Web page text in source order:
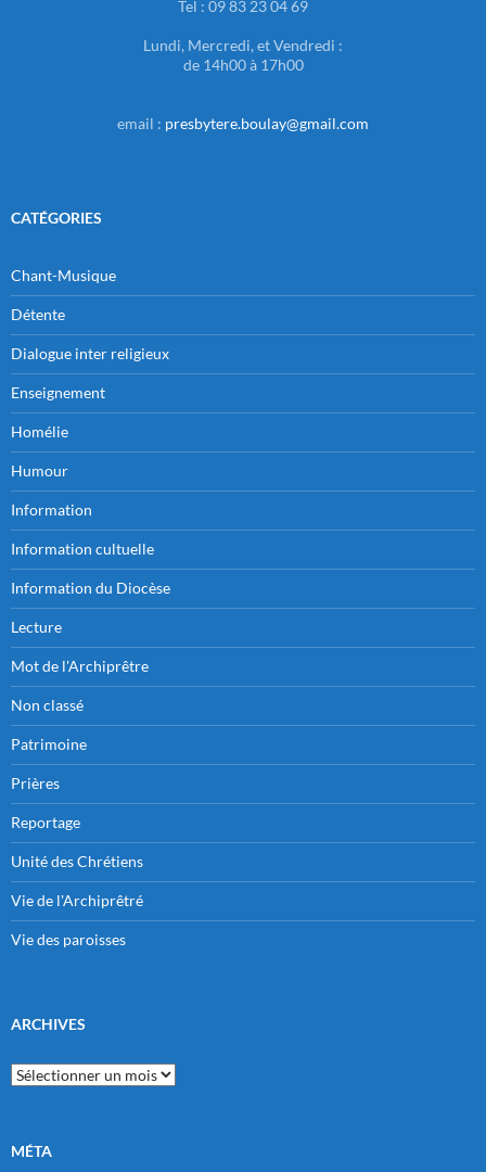
Tel : 09 83 23 04 69
Lundi, Mercredi, et Vendredi :
de 14h00 à 17h00
email : presbytere.boulay@gmail.com
CATÉGORIES
Chant-Musique
Détente
Dialogue inter religieux
Enseignement
Homélie
Humour
Information
Information cultuelle
Information du Diocèse
Lecture
Mot de l'Archiprêtre
Non classé
Patrimoine
Prières
Reportage
Unité des Chrétiens
Vie de l'Archiprêtré
Vie des paroisses
ARCHIVES
Archives
MÉTA